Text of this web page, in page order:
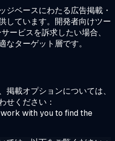
ジベースにわたる広告掲載・
しています。開発者向けツー
ービスを訴求したい場合、
ターゲット層です。
載オプションについては、
せください：
with you to find the